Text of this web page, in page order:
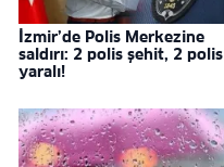
İzmir’de Polis Merkezine
saldırı: 2 polis şehit, 2 polis
yaralı!